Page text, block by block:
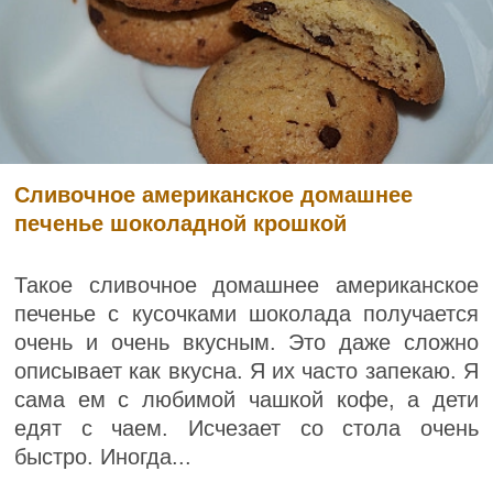
Сливочное американское домашнее
печенье шоколадной крошкой
Такое сливочное домашнее американское
печенье с кусочками шоколада получается
очень и очень вкусным. Это даже сложно
описывает как вкусна. Я их часто запекаю. Я
сама ем с любимой чашкой кофе, а дети
едят с чаем. Исчезает со стола очень
быстро. Иногда...